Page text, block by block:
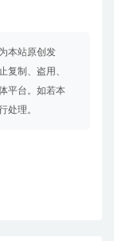
本站原创发
复制、盗用、
平台。如若本
处理。